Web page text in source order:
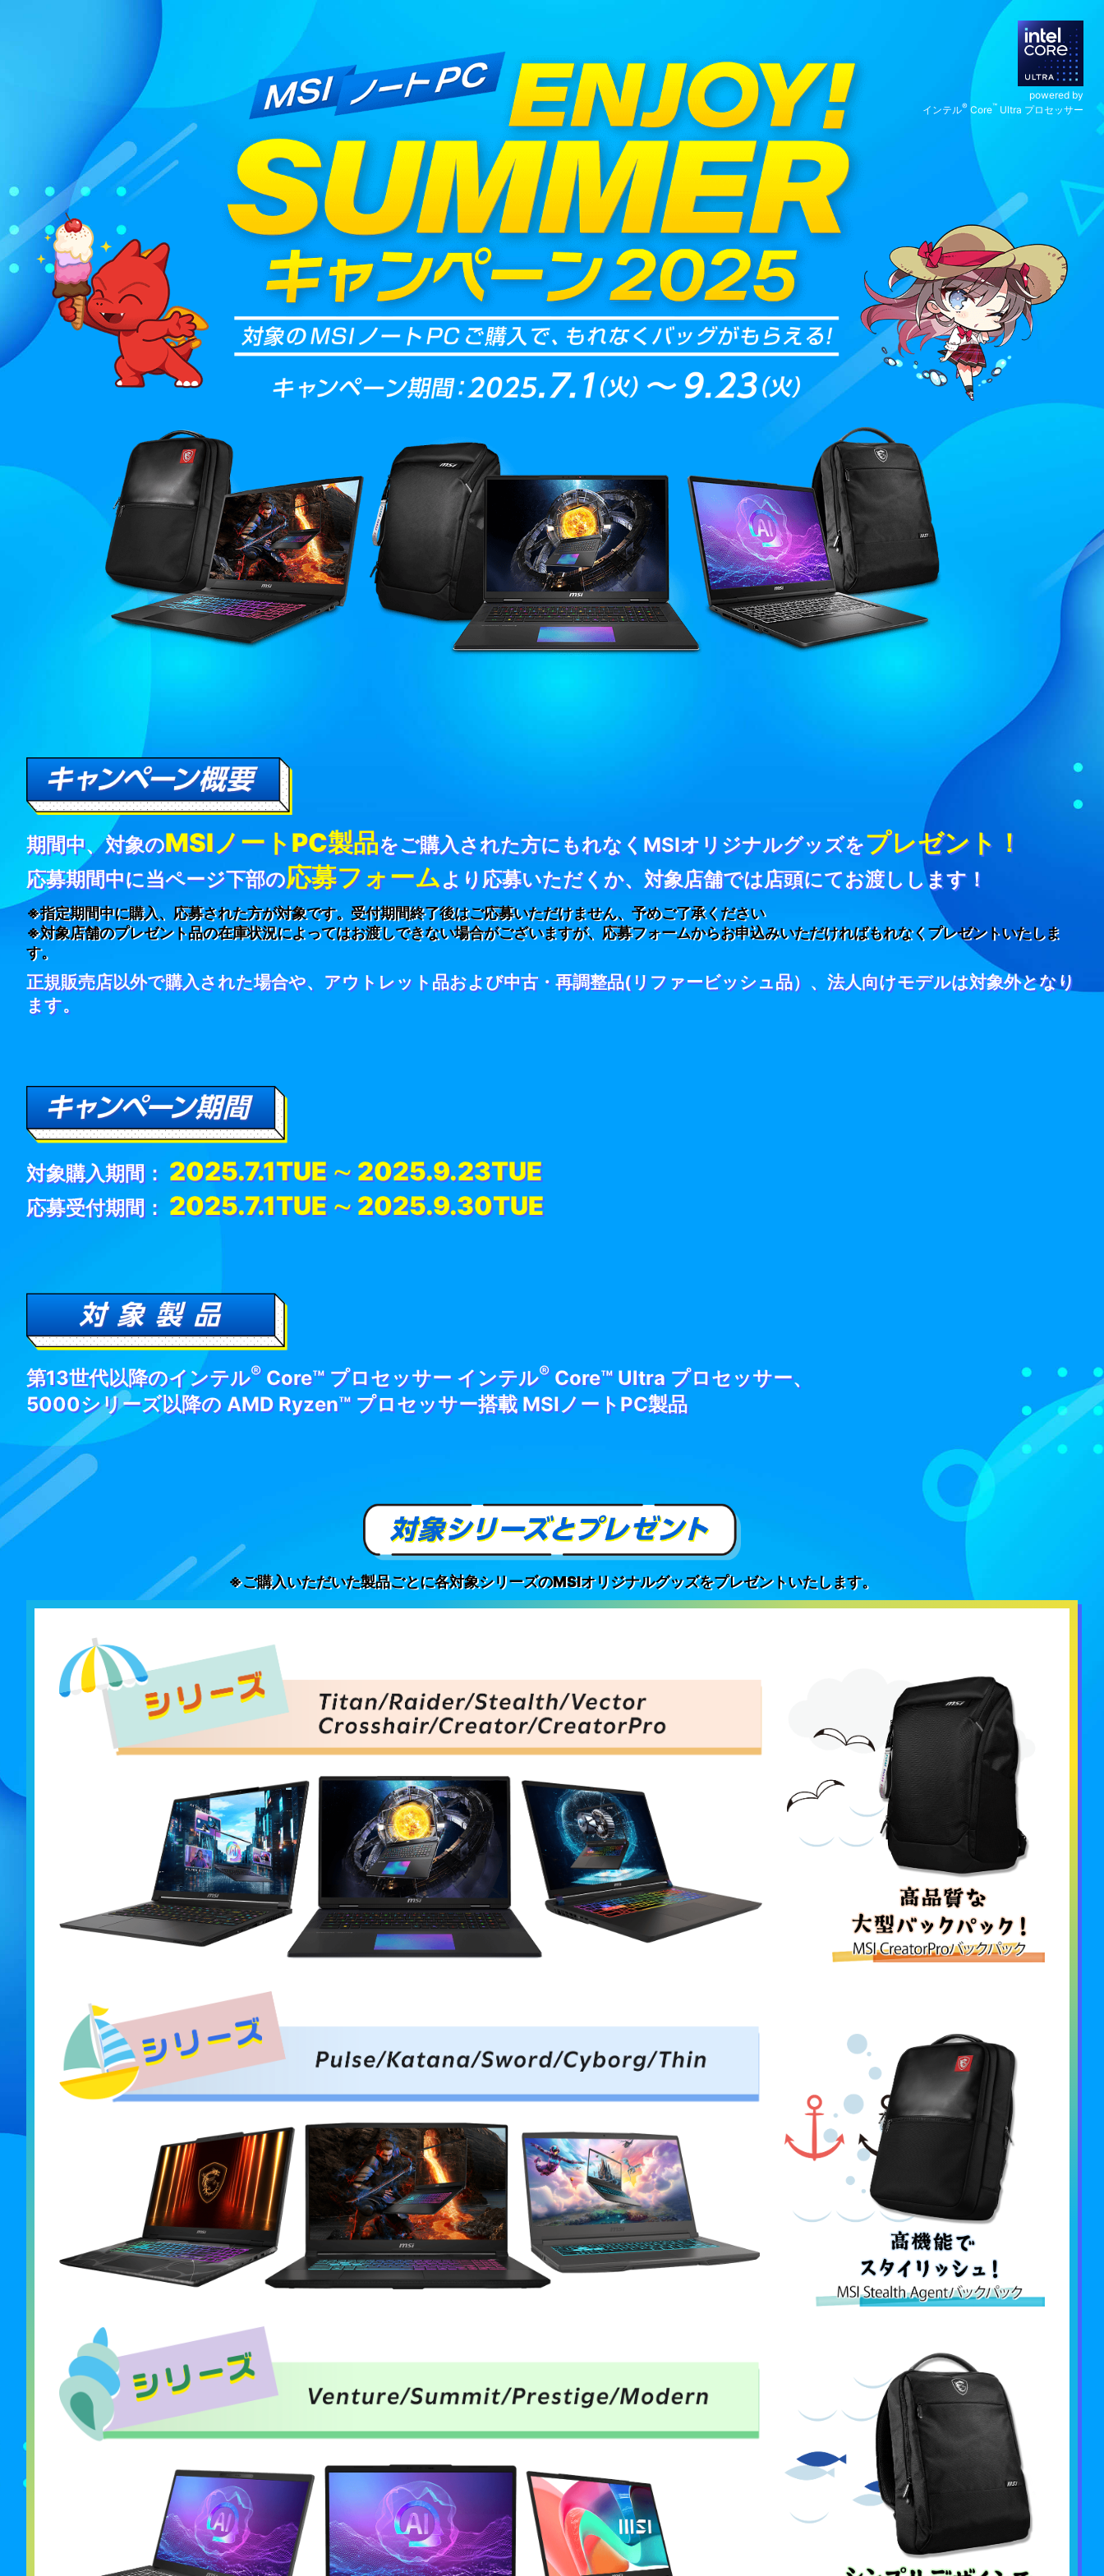
powered by
インテル® Core™ Ultra プロセッサー
期間中、対象のMSIノートPC製品をご購入された方にもれなくMSIオリジナルグッズをプレゼント！
応募期間中に当ページ下部の応募フォームより応募いただくか、対象店舗では店頭にてお渡しします！
※指定期間中に購入、応募された方が対象です。受付期間終了後はご応募いただけません、予めご了承ください
※対象店舗のプレゼント品の在庫状況によってはお渡しできない場合がございますが、応募フォームからお申込みいただければもれなくプレゼントいたしま
す。
正規販売店以外で購入された場合や、アウトレット品および中古・再調整品(リファービッシュ品）、法人向けモデルは対象外となり
ます。
対象購入期間： 2025.7.1TUE ∼ 2025.9.23TUE
応募受付期間： 2025.7.1TUE ∼ 2025.9.30TUE
第13世代以降のインテル®Core™ プロセッサー インテル®Core™ Ultra プロセッサー、
5000シリーズ以降の AMD Ryzen™ プロセッサー搭載 MSIノートPC製品
※ご購入いただいた製品ごとに各対象シリーズのMSIオリジナルグッズをプレゼントいたします。